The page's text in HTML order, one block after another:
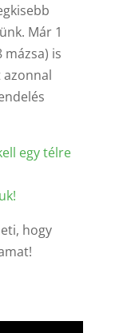
Már 1
is
azonnal
egy télre
hogy